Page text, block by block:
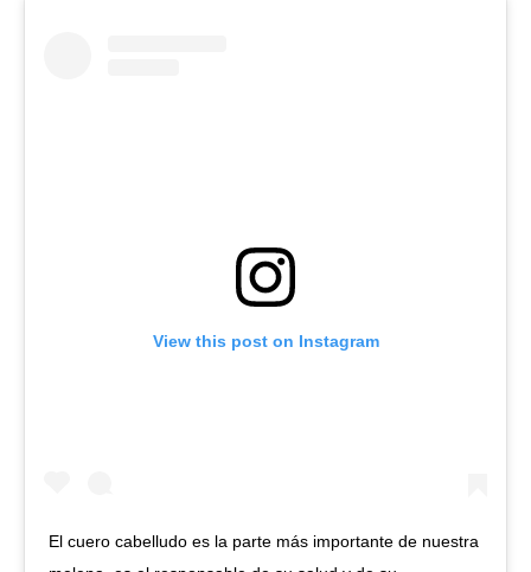
View this post on Instagram
El cuero cabelludo es la parte más importante de nuestra